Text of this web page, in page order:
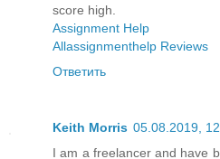
score high.
Assignment Help
Allassignmenthelp Reviews
Ответить
Keith Morris 05.08.2019,
I am a freelancer and have